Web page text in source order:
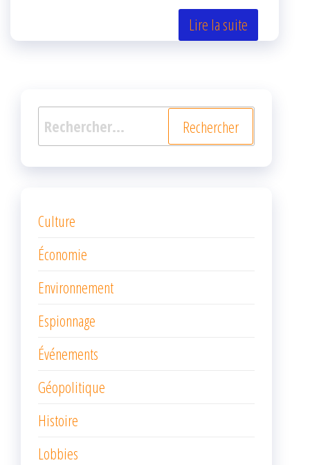
k r
Lire la suite
Rechercher :
Culture
Économie
Environnement
Espionnage
Événements
Géopolitique
Histoire
Lobbies